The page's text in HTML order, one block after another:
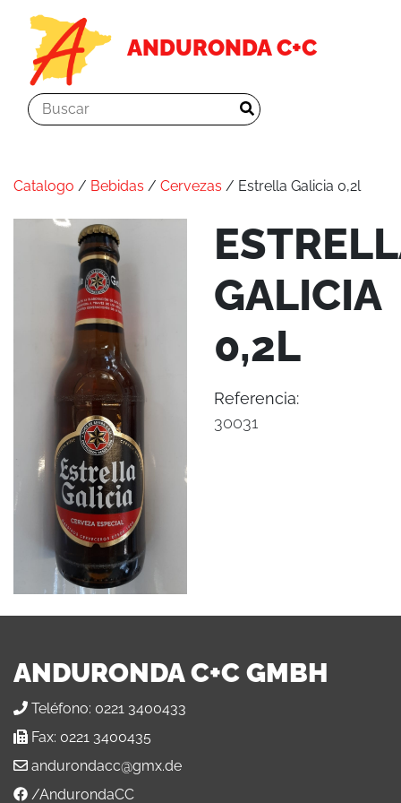
ANDURONDA C+C
Catalogo / Bebidas / Cervezas / Estrella Galicia 0,2l
GALICIA
0,2L
Referencia:
30031
ANDURONDA C+C GMBH
Teléfono: 0221 3400433
Fax: 0221 3400435
andurondacc@gmx.de
/AndurondaCC